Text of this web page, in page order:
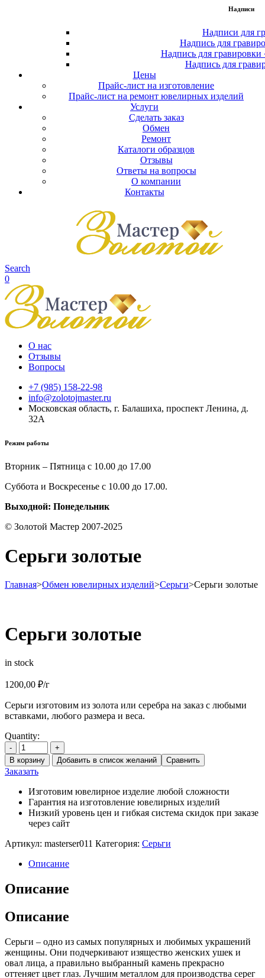
Надписи
Надписи для
Надпись для
Надпись для
Надпись для
Цены
Прайс-лист на изготовление
Прайс-лист на ремонт ювелирных изделий
Услуги
Сделать заказ
Обмен
Ремонт
Каталоги образцов
Отзывы
Ответы на вопросы
О компании
Контакты
Search
0
О нас
Отзывы
Вопросы
+7 (985) 158-22-98
info@zolotojmaster.ru
Московская область, г. Балашиха, проспект Ленина, д.
32А
Режим работы
Вторник – Пятница с 10.00 до 17.00
Суббота и Воскресенье с 10.00 до 17.00.
Выходной: Понедельник
© Золотой Мастер 2007-2025
Серьги золотые
Главная>Обмен ювелирных изделий>Серьги>Серьги золотые
Серьги золотые
in stock
1200,00 ₽/г
Серьги изготовим из золота или серебра на заказ с любыми
вставками, любого размера и веса.
Quantity:
-
+
В корзину
Добавить в список желаний Сравнить
Заказать
Изготовим ювелирное изделие любой сложности
Гарантия на изготовление ювелирных изделий
Низкий уровень цен и гибкая система скидок при заказе
через сайт
Артикул: masterser011 Категория: Серьги
Описание
Описание
Описание
Серьги – одно из самых популярных и любимых украшений
женщины. Они подчеркивают изящество женских ушек и
овал лица, а правильно выбранный камень прекрасно
оттеняет цвет глаз. Лучшим металлом для производства серег